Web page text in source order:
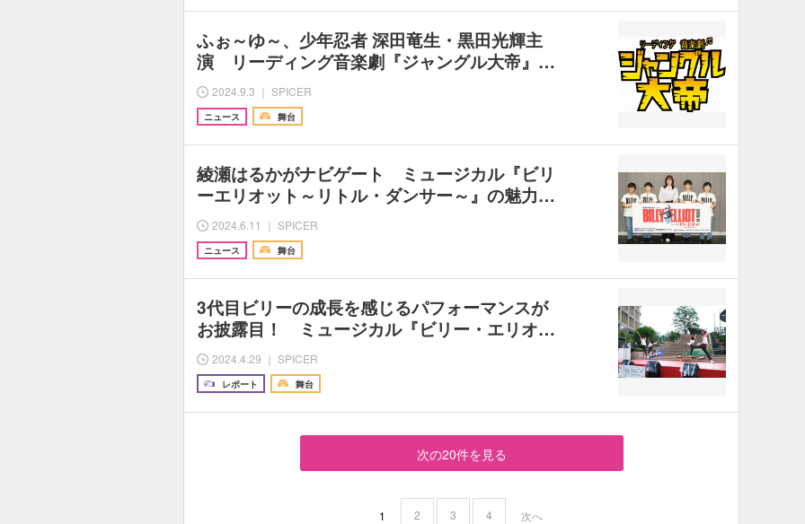
ふぉ～ゆ～、少年忍者 深田竜生・黒田光輝主
演 リーディング音楽劇『ジャングル大帝』…
2024.9.3 ｜ SPICER
ニュース 舞台
綾瀬はるかがナビゲート ミュージカル『ビリ
ーエリオット～リトル・ダンサー～』の魅力…
2024.6.11 ｜ SPICER
ニュース 舞台
3代目ビリーの成長を感じるパフォーマンスが
お披露目！ ミュージカル『ビリー・エリオ…
2024.4.29 ｜ SPICER
レポート 舞台
次の20件を見る
1 2 3 4 次へ